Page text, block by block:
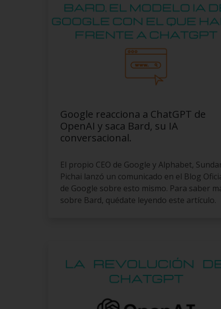
Google reacciona a ChatGPT de
OpenAI y saca Bard, su IA
conversacional.
El propio CEO de Google y Alphabet,
Pichai lanzó un comunicado en el Blog
de Google sobre esto mismo. Para saber
sobre Bard, quédate leyendo este artículo.